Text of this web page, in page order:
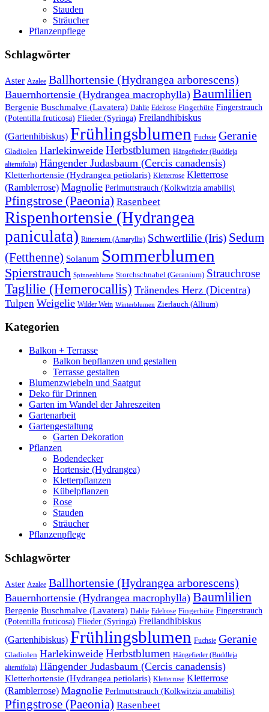
Stauden
Sträucher
Pflanzenpflege
Schlagwörter
Aster Azalee Ballhortensie (Hydrangea arborescens)
Bauernhortensie (Hydrangea macrophylla) Baumlilien
Bergenie Buschmalve (Lavatera) Dahlie Edelrose Fingerhüte Fingerstrauch
(Potentilla fruticosa) Flieder (Syringa) Freilandhibiskus
(Gartenhibiskus) Frühlingsblumen Fuchsie Geranie
Gladiolen Harlekinweide Herbstblumen Hängefieder (Buddleja
alternifolia) Hängender Judasbaum (Cercis canadensis)
Kletterhortensie (Hydrangea petiolaris) Kletterrose Kletterrose
(Ramblerrose) Magnolie Perlmuttstrauch (Kolkwitzia amabilis)
Pfingstrose (Paeonia) Rasenbeet
Rispenhortensie (Hydrangea
paniculata) Ritterstern (Amaryllis) Schwertlilie (Iris) Sedum
(Fetthenne) Solanum Sommerblumen
Spierstrauch Spinnenblume Storchschnabel (Geranium) Strauchrose
Taglilie (Hemerocallis) Tränendes Herz (Dicentra)
Tulpen Weigelie Wilder Wein Winterblumen Zierlauch (Allium)
Kategorien
Balkon + Terrasse
Balkon bepflanzen und gestalten
Terrasse gestalten
Blumenzwiebeln und Saatgut
Deko für Drinnen
Garten im Wandel der Jahreszeiten
Gartenarbeit
Gartengestaltung
Garten Dekoration
Pflanzen
Bodendecker
Hortensie (Hydrangea)
Kletterpflanzen
Kübelpflanzen
Rose
Stauden
Sträucher
Pflanzenpflege
Schlagwörter
Aster Azalee Ballhortensie (Hydrangea arborescens)
Bauernhortensie (Hydrangea macrophylla) Baumlilien
Bergenie Buschmalve (Lavatera) Dahlie Edelrose Fingerhüte Fingerstrauch
(Potentilla fruticosa) Flieder (Syringa) Freilandhibiskus
(Gartenhibiskus) Frühlingsblumen Fuchsie Geranie
Gladiolen Harlekinweide Herbstblumen Hängefieder (Buddleja
alternifolia) Hängender Judasbaum (Cercis canadensis)
Kletterhortensie (Hydrangea petiolaris) Kletterrose Kletterrose
(Ramblerrose) Magnolie Perlmuttstrauch (Kolkwitzia amabilis)
Pfingstrose (Paeonia) Rasenbeet